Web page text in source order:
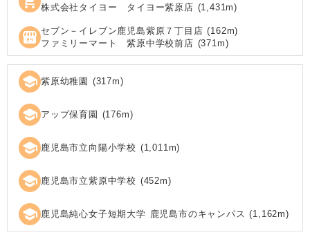
株式会社タイヨー タイヨー紫原店 (1,431m)
local_convenience_store セブン－イレブン鹿児島紫原７丁目店 (162m)
ファミリーマート 紫原中学校前店 (371 m)
school 紫原幼稚園 (317m)
school アップ保育園 (176m)
school 鹿児島市立向陽小学校 (1,011 m)
school 鹿児島市立紫原中学校 (452m)
school 鹿児島純心女子短期大学 鹿児島市のキャンパス (1,162m)